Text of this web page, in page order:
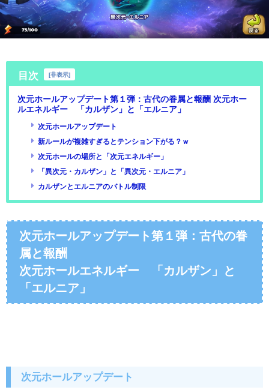
目次 [非表示]
次元ホールアップデート第１弾：古代の眷属と報酬 次元ホー
ルエネルギー 「カルザン」と「エルニア」
次元ホールアップデート
新ルールが複雑すぎるとテンション下がる？ｗ
次元ホールの場所と「次元エネルギー」
「異次元・カルザン」と「異次元・エルニア」
カルザンとエルニアのバトル制限
次元ホールアップデート第１弾：古代の眷
属と報酬
次元ホールエネルギー 「カルザン」と
「エルニア」
次元ホールアップデート